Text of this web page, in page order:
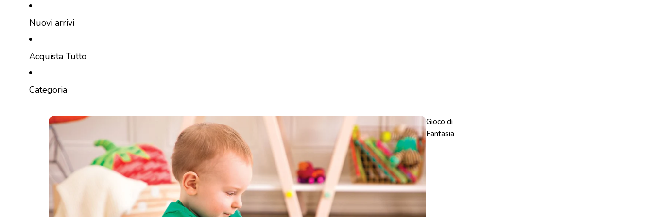
Nuovi arrivi
Acquista Tutto
Categoria
Gioco di
Fantasia